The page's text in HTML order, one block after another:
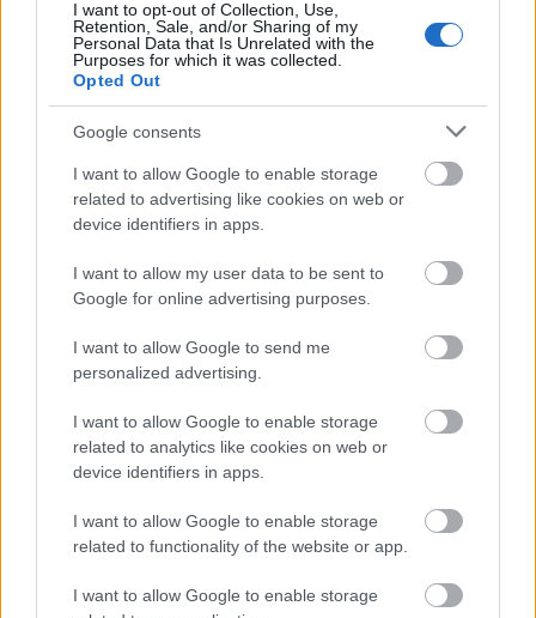
I want to opt-out of Collection, Use,
Retention, Sale, and/or Sharing of my
Personal Data that Is Unrelated with the
Purposes for which it was collected.
Opted Out
Google consents
I want to allow Google to enable storage
related to advertising like cookies on web or
device identifiers in apps.
I want to allow my user data to be sent to
Google for online advertising purposes.
I want to allow Google to send me
personalized advertising.
I want to allow Google to enable storage
related to analytics like cookies on web or
device identifiers in apps.
I want to allow Google to enable storage
related to functionality of the website or app.
I want to allow Google to enable storage